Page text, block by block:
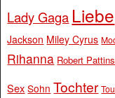
Lady Gaga Liebe
Jackson Miley Cyrus
Rihanna Robert
Sex Sohn Tochter